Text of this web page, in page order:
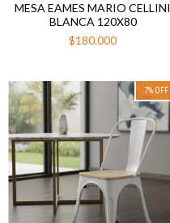
MESA EAMES MARIO CELLINI
BLANCA 120X80
$180.000
7% OFF